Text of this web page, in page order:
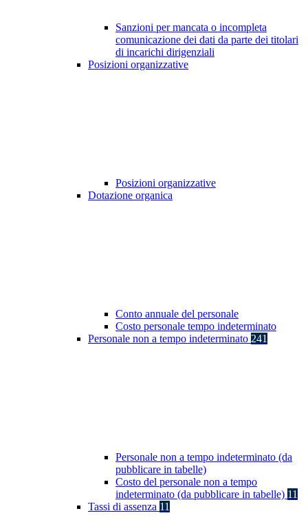
Sanzioni per mancata o incompleta
comunicazione dei dati da parte dei titolari
di incarichi dirigenziali
Posizioni organizzative
Posizioni organizzative
Dotazione organica
Conto annuale del personale
Costo personale tempo indeterminato
Personale non a tempo indeterminato 241
Personale non a tempo indeterminato (da
pubblicare in tabelle)
Costo del personale non a tempo
indeterminato (da pubblicare in tabelle) 11
Tassi di assenza 11